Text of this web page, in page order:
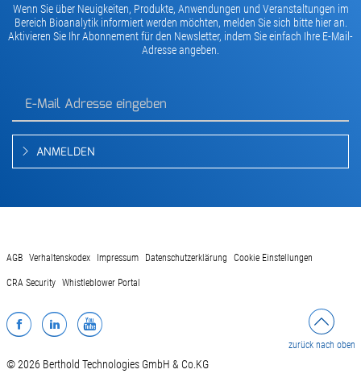
Wenn Sie über Neuigkeiten, Produkte, Anwendungen und Veranstaltungen im
Bereich Bioanalytik informiert werden möchten, melden Sie sich bitte hier an.
Aktivieren Sie Ihr Abonnement für den Newsletter, indem Sie einfach Ihre E-Mail-
Adresse angeben.
ANMELDEN
AGB Verhaltenskodex Impressum Datenschutzerklärung Cookie Einstellungen
CRA Security Whistleblower Portal
Facebook
LinkedInYouTube
zurück nach oben
© 2026 Berthold Technologies GmbH & Co.KG